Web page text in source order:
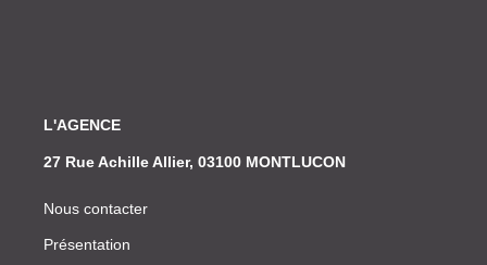
L'AGENCE
27 Rue Achille Allier, 03100 MONTLUCON
Nous contacter
Présentation